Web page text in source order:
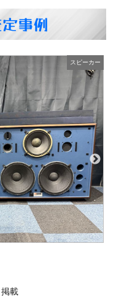
事例
スピーカー
レオ SF-MIRAIS6A
載